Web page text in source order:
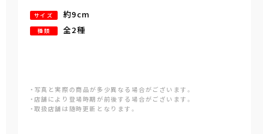
サイズ 約9cm
種類 全2種
・写真と実際の商品が多少異なる場合がございます。
・店舗により登場時期が前後する場合がございます。
・取扱店舗は随時更新となります。